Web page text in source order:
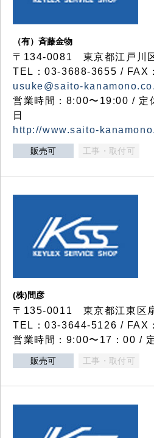
（有）斉藤金物
〒134-0081 東京都江戸川
TEL：03-3688-3655 / FAX
usuke@saito-
営業時間：8:00〜19:00 / 定
日
http://www.saito-
販売可 工事・取付可
(株)間彦
〒135-0011 東京都江東区
TEL：03-3644-5126 / FAX
営業時間：9:00〜17：00 /
販売可 工事・取付可